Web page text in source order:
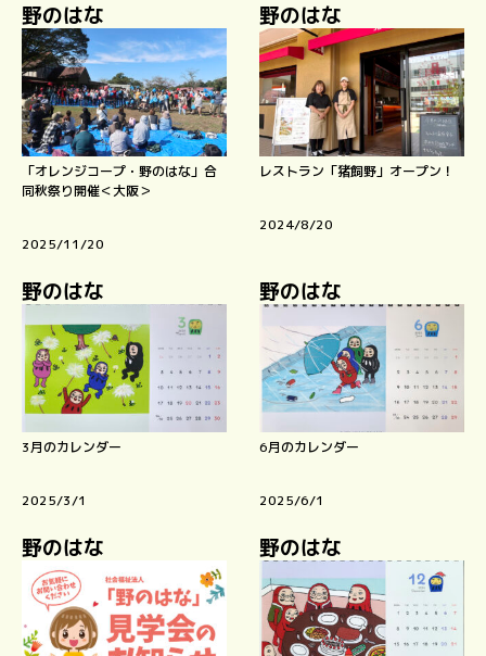
野のはな
「オレンジコープ・野のはな」合
同秋祭り開催＜大阪＞
2025/11/20
野のはな
レストラン「猪飼野」オープン！
2024/8/20
野のはな
3月のカレンダー
2025/3/1
野のはな
6月のカレンダー
2025/6/1
野のはな 野のはな